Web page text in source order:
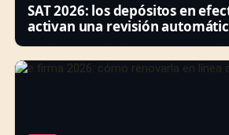
SAT 2026: los depósitos en
activan una revisión